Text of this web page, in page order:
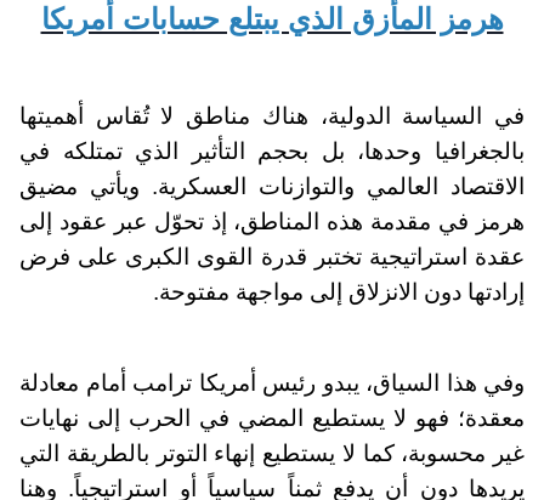
هرمز المأزق الذي يبتلع حسابات أمريكا
في السياسة الدولية، هناك مناطق لا تُقاس أهميتها
بالجغرافيا وحدها، بل بحجم التأثير الذي تمتلكه في
الاقتصاد العالمي والتوازنات العسكرية. ويأتي مضيق
هرمز في مقدمة هذه المناطق، إذ تحوّل عبر عقود إلى
عقدة استراتيجية تختبر قدرة القوى الكبرى على فرض
إرادتها دون الانزلاق إلى مواجهة مفتوحة.
وفي هذا السياق، يبدو رئيس أمريكا ترامب أمام معادلة
معقدة؛ فهو لا يستطيع المضي في الحرب إلى نهايات
غير محسوبة، كما لا يستطيع إنهاء التوتر بالطريقة التي
يريدها دون أن يدفع ثمناً سياسياً أو استراتيجياً. وهنا